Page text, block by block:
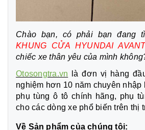
Chào bạn, có phải bạn đang
KHUNG CỬA HYUNDAI
chiếc xe thân yêu của mình
Otosongtra.vn
là đơn vị hàng
nghiệm hơn 10 năm chuyên nhập
phụ tùng ô tô chính hãng, phụ
cho các dòng xe phổ biến trên thị
Về Sản phẩm của chúng tôi: